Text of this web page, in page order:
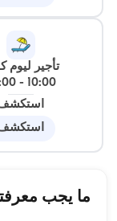
تأجير ليوم
10:00
-
ما يجب